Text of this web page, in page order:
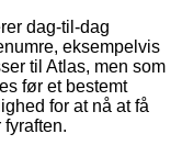
dag-til-dag
eksempelvis
til Atlas, men som
før et bestemt
for at nå at få